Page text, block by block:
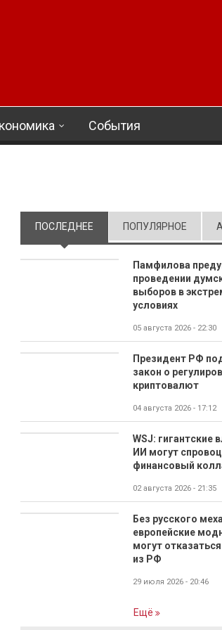
События
ПОСЛЕДНЕЕ (АКТИВНАЯ ВКЛАДКА)
ПОПУЛЯРНОЕ
Памфилова
проведении
выборов в
условиях
05 августа 2026 - 22:30
Президент РФ
закон о
криптовалют
04 августа 2026 - 17:12
WSJ: гигантские
ИИ могут
финансовый
02 августа 2026 - 21:35
Без русского
европейские
могут
из РФ
29 июля 2026 - 20:46
Ещё